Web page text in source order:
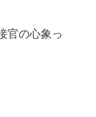
官の心象っ